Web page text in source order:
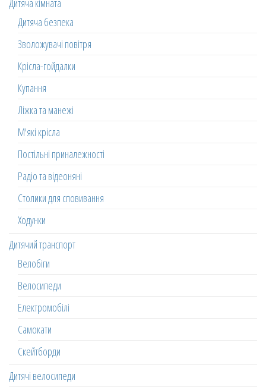
Дитяча кімната
Дитяча безпека
Зволожувачі повітря
Крісла-гойдалки
Купання
Ліжка та манежі
М'які крісла
Постільні приналежності
Радіо та відеоняні
Столики для сповивання
Ходунки
Дитячий транспорт
Велобіги
Велосипеди
Електромобілі
Самокати
Скейтборди
Дитячі велосипеди